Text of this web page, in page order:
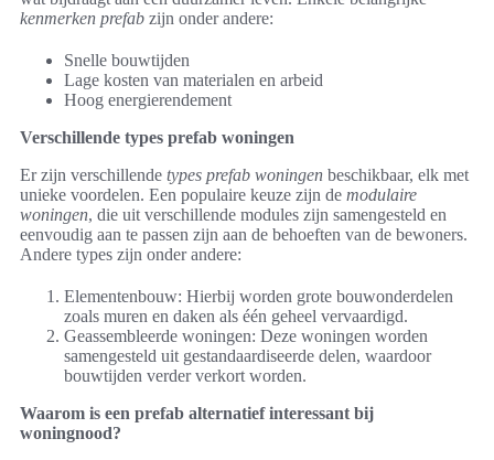
kenmerken prefab zijn onder andere:
Snelle bouwtijden
Lage kosten van materialen en arbeid
Hoog energierendement
Verschillende types prefab woningen
Er zijn verschillende types prefab woningen beschikbaar, elk met
unieke voordelen. Een populaire keuze zijn de modulaire
woningen, die uit verschillende modules zijn samengesteld en
eenvoudig aan te passen zijn aan de behoeften van de bewoners.
Andere types zijn onder andere:
Elementenbouw: Hierbij worden grote bouwonderdelen
zoals muren en daken als één geheel vervaardigd.
Geassembleerde woningen: Deze woningen worden
samengesteld uit gestandaardiseerde delen, waardoor
bouwtijden verder verkort worden.
Waarom is een prefab alternatief interessant bij
woningnood?